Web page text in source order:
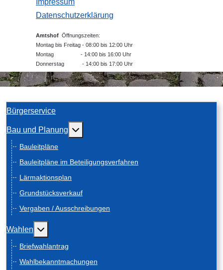
Impressum
Datenschutzerklärung
Amtshof Öffnungszeiten:
Montag bis Freitag - 08:00 bis 12:00 Uhr
Montag - 14:00 bis 16:00 Uhr
Donnerstag - 14:00 bis 17:00 Uhr
Bürgerservice
Bau und Planung Weitere Informationen: Bau und Planung
Bauleitpläne
Bauleitpläne im Beteiligungsverfahren
Lärmaktionsplan
Grundstücksverkauf
Vergaben / Ausschreibungen
Wahlen Weitere Informationen: Wahlen
Briefwahlantrag
Wahlbekanntmachungen